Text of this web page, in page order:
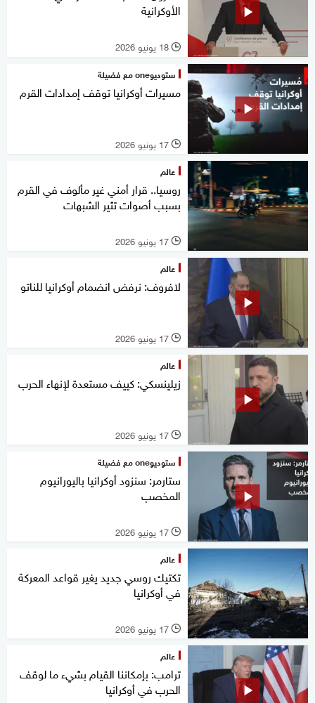
الأوكرانية
l 18 يونيو 2026
ستوديوone مع فضيلة
مسيرات أوكرانيا توقف إمدادات القرم
l 17 يونيو 2026
عالم
روسيا.. قرار أمني غير مألوف في القرم
بسبب أصوات تثير الشبهات
l 17 يونيو 2026
عالم
لافروف: نرفض انضمام أوكرانيا للناتو
l 17 يونيو 2026
عالم
زيلينسكي: كييف مستعدة لإنهاء الحرب
l 17 يونيو 2026
ستوديوone مع فضيلة
ستارمر: سنزود أوكرانيا باليورانيوم
المخصب
l 17 يونيو 2026
عالم
تكتيك روسي جديد يغير قواعد المعركة
في أوكرانيا
l 17 يونيو 2026
عالم
ترامب: بإمكاننا القيام بشيء ما لوقف
الحرب في أوكرانيا